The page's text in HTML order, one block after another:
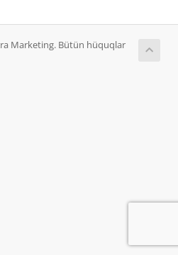
Marketing. Bütün hüquqlar